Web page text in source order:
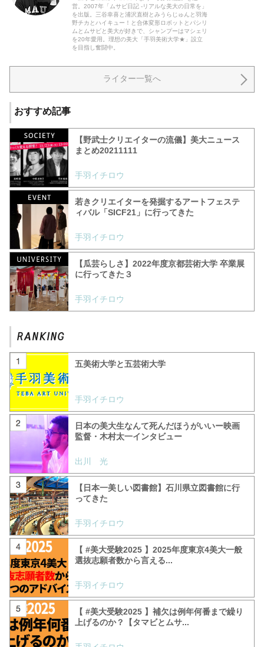
営。2007年「ムサビ日記 -リアルな美大の日常を」
を出版。三谷幸喜と浦沢直樹とみうらじゅんと羽海
野チカとハイキュー！と合体変形ロボットとパシリ
ムとムサビと美大が好きで、シャンプーはマシェリ
を20年愛用。理想の美大「手羽美術大学★」設立
を目指し奮闘中。
ライター一覧へ
おすすめ記事
【野武士クリエイターの流儀】美大ニュース
まとめ20211111
手羽イチロウ
若きクリエイターを発掘するアートフェステ
ィバル「SICF21」に行ってきた
手羽イチロウ
【瓜芸らしさ】2022年度京都芸術大学 卒業展
に行ってきた３
手羽イチロウ
五美術大学と五芸術大学
手羽イチロウ
日本の美大生なんて死んだほうがいいー映画
監督・木村太一インタビュー
出川 光
【日本一美しい図書館】石川県立図書館に行
ってきた
手羽イチロウ
【 #美大受験2025 】2025年度東京4美大一般
選抜志願者数から言える...
手羽イチロウ
【 #美大受験2025 】補欠は例年何番まで繰り
上げるのか？【タマビとムサ...